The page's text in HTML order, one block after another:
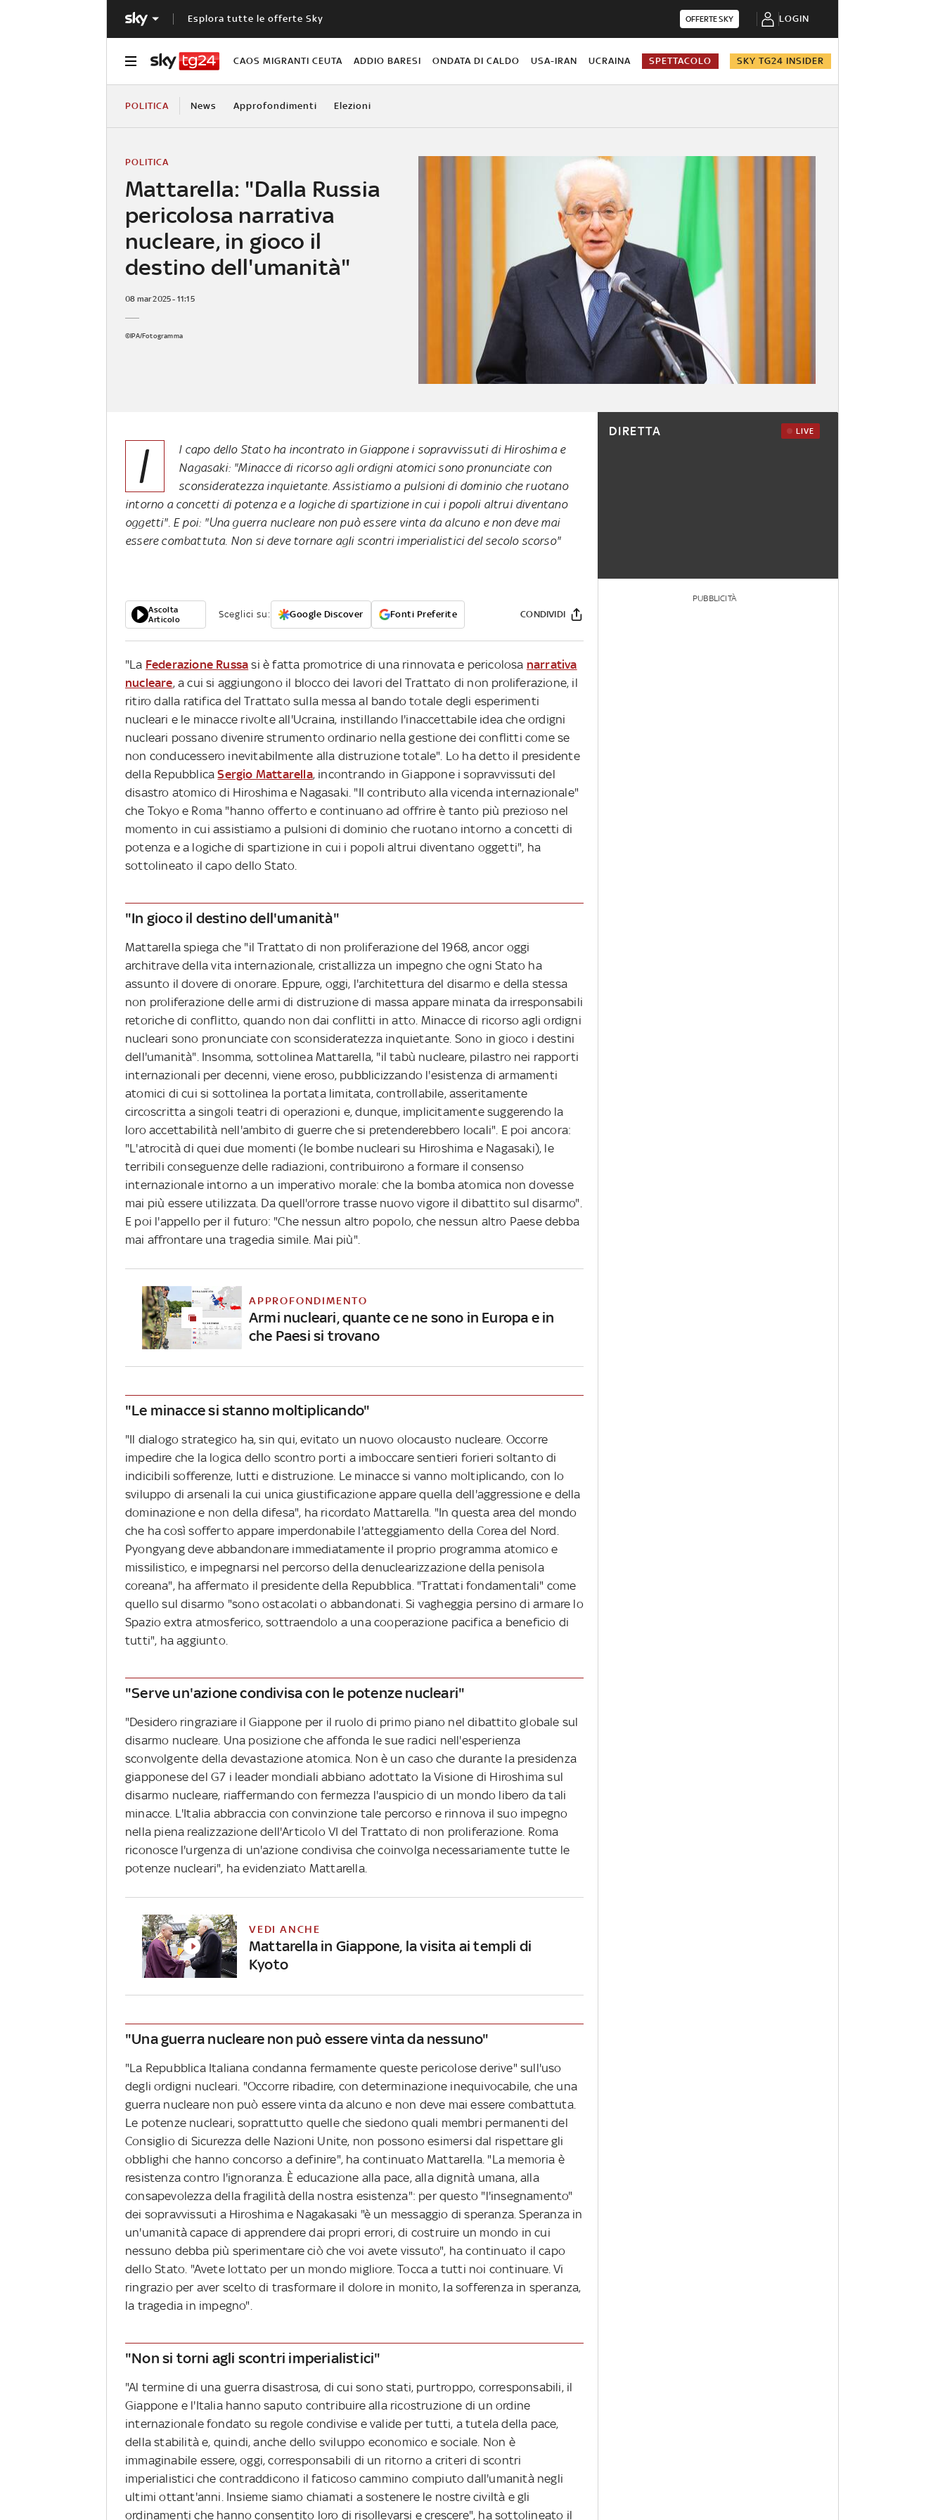
Esplora tutte le offerte Sky OFFERTE SKY LOGIN
CAOS MIGRANTI CEUTA ADDIO BARESI ONDATA DI CALDO USA-IRAN UCRAINA SPETTACOLO SKY TG24 INSIDER
POLITICA News Approfondimenti Elezioni
Mattarella: "Dalla Russia
pericolosa narrativa
nucleare, in gioco il
destino dell'umanità"
POLITICA
08 mar 2025 - 11:15
©IPA/Fotogramma
I
l capo dello Stato ha incontrato in Giappone i sopravvissuti di Hiroshima e
Nagasaki: "Minacce di ricorso agli ordigni atomici sono pronunciate con
sconsideratezza inquietante. Assistiamo a pulsioni di dominio che ruotano
intorno a concetti di potenza e a logiche di spartizione in cui i popoli altrui diventano
oggetti". E poi: "Una guerra nucleare non può essere vinta da alcuno e non deve mai
essere combattuta. Non si deve tornare agli scontri imperialistici del secolo scorso"
Ascolta
Articolo
Sceglici su: Google Discover Fonti Preferite CONDIVIDI
"La Federazione Russa si è fatta promotrice di una rinnovata e pericolosa narrativa
nucleare, a cui si aggiungono il blocco dei lavori del Trattato di non proliferazione, il
ritiro dalla ratifica del Trattato sulla messa al bando totale degli esperimenti
nucleari e le minacce rivolte all'Ucraina, instillando l'inaccettabile idea che ordigni
nucleari possano divenire strumento ordinario nella gestione dei conflitti come se
non conducessero inevitabilmente alla distruzione totale". Lo ha detto il presidente
della RepubblicaSergio Mattarella, incontrando in Giappone i sopravvissuti del
disastro atomico di Hiroshima e Nagasaki. "Il contributo alla vicenda internazionale"
che Tokyo e Roma "hanno offerto e continuano ad offrire è tanto più prezioso nel
momento in cui assistiamo a pulsioni di dominio che ruotano intorno a concetti di
potenza e a logiche di spartizione in cui i popoli altrui diventano oggetti", ha
sottolineato il capo dello Stato.
"In gioco il destino dell'umanità"
Mattarella spiega che "il Trattato di non proliferazione del 1968, ancor oggi
architrave della vita internazionale, cristallizza un impegno che ogni Stato ha
assunto il dovere di onorare. Eppure, oggi, l'architettura del disarmo e della stessa
non proliferazione delle armi di distruzione di massa appare minata da irresponsabili
retoriche di conflitto, quando non dai conflitti in atto. Minacce di ricorso agli ordigni
nucleari sono pronunciate con sconsideratezza inquietante. Sono in gioco i destini
dell'umanità". Insomma, sottolinea Mattarella, "il tabù nucleare, pilastro nei rapporti
internazionali per decenni, viene eroso, pubblicizzando l'esistenza di armamenti
atomici di cui si sottolinea la portata limitata, controllabile, asseritamente
circoscritta a singoli teatri di operazioni e, dunque, implicitamente suggerendo la
loro accettabilità nell'ambito di guerre che si pretenderebbero locali". E poi ancora:
"L'atrocità di quei due momenti (le bombe nucleari su Hiroshima e Nagasaki), le
terribili conseguenze delle radiazioni, contribuirono a formare il consenso
internazionale intorno a un imperativo morale: che la bomba atomica non dovesse
mai più essere utilizzata. Da quell'orrore trasse nuovo vigore il dibattito sul disarmo".
E poi l'appello per il futuro: "Che nessun altro popolo, che nessun altro Paese debba
mai affrontare una tragedia simile. Mai più".
APPROFONDIMENTO
Armi nucleari, quante ce ne sono in Europa e in
che Paesi si trovano
"Le minacce si stanno moltiplicando"
"Il dialogo strategico ha, sin qui, evitato un nuovo olocausto nucleare. Occorre
impedire che la logica dello scontro porti a imboccare sentieri forieri soltanto di
indicibili sofferenze, lutti e distruzione. Le minacce si vanno moltiplicando, con lo
sviluppo di arsenali la cui unica giustificazione appare quella dell'aggressione e della
dominazione e non della difesa", ha ricordato Mattarella. "In questa area del mondo
che ha così sofferto appare imperdonabile l'atteggiamento della Corea del Nord.
Pyongyang deve abbandonare immediatamente il proprio programma atomico e
missilistico, e impegnarsi nel percorso della denuclearizzazione della penisola
coreana", ha affermato il presidente della Repubblica. "Trattati fondamentali" come
quello sul disarmo "sono ostacolati o abbandonati. Si vagheggia persino di armare lo
Spazio extra atmosferico, sottraendolo a una cooperazione pacifica a beneficio di
tutti", ha aggiunto.
"Serve un'azione condivisa con le potenze nucleari"
"Desidero ringraziare il Giappone per il ruolo di primo piano nel dibattito globale sul
disarmo nucleare. Una posizione che affonda le sue radici nell'esperienza
sconvolgente della devastazione atomica. Non è un caso che durante la presidenza
giapponese del G7 i leader mondiali abbiano adottato la Visione di Hiroshima sul
disarmo nucleare, riaffermando con fermezza l'auspicio di un mondo libero da tali
minacce. L'Italia abbraccia con convinzione tale percorso e rinnova il suo impegno
nella piena realizzazione dell'Articolo VI del Trattato di non proliferazione. Roma
riconosce l'urgenza di un'azione condivisa che coinvolga necessariamente tutte le
potenze nucleari", ha evidenziato Mattarella.
VEDI ANCHE
Mattarella in Giappone, la visita ai templi di
Kyoto
"Una guerra nucleare non può essere vinta da nessuno"
"La Repubblica Italiana condanna fermamente queste pericolose derive" sull'uso
degli ordigni nucleari. "Occorre ribadire, con determinazione inequivocabile, che una
guerra nucleare non può essere vinta da alcuno e non deve mai essere combattuta.
Le potenze nucleari, soprattutto quelle che siedono quali membri permanenti del
Consiglio di Sicurezza delle Nazioni Unite, non possono esimersi dal rispettare gli
obblighi che hanno concorso a definire", ha continuato Mattarella. "La memoria è
resistenza contro l'ignoranza. È educazione alla pace, alla dignità umana, alla
consapevolezza della fragilità della nostra esistenza": per questo "l'insegnamento"
dei sopravvissuti a Hiroshima e Nagakasaki "è un messaggio di speranza. Speranza in
un'umanità capace di apprendere dai propri errori, di costruire un mondo in cui
nessuno debba più sperimentare ciò che voi avete vissuto", ha continuato il capo
dello Stato. "Avete lottato per un mondo migliore. Tocca a tutti noi continuare. Vi
ringrazio per aver scelto di trasformare il dolore in monito, la sofferenza in speranza,
la tragedia in impegno".
"Non si torni agli scontri imperialistici"
"Al termine di una guerra disastrosa, di cui sono stati, purtroppo, corresponsabili, il
Giappone e l'Italia hanno saputo contribuire alla ricostruzione di un ordine
internazionale fondato su regole condivise e valide per tutti, a tutela della pace,
della stabilità e, quindi, anche dello sviluppo economico e sociale. Non è
immaginabile essere, oggi, corresponsabili di un ritorno a criteri di scontri
imperialistici che contraddicono il faticoso cammino compiuto dall'umanità negli
ultimi ottant'anni. Insieme siamo chiamati a sostenere le nostre civiltà e gli
ordinamenti che hanno consentito loro di risollevarsi e crescere", ha sottolineato il
DIRETTA LIVE
PUBBLICITÀ